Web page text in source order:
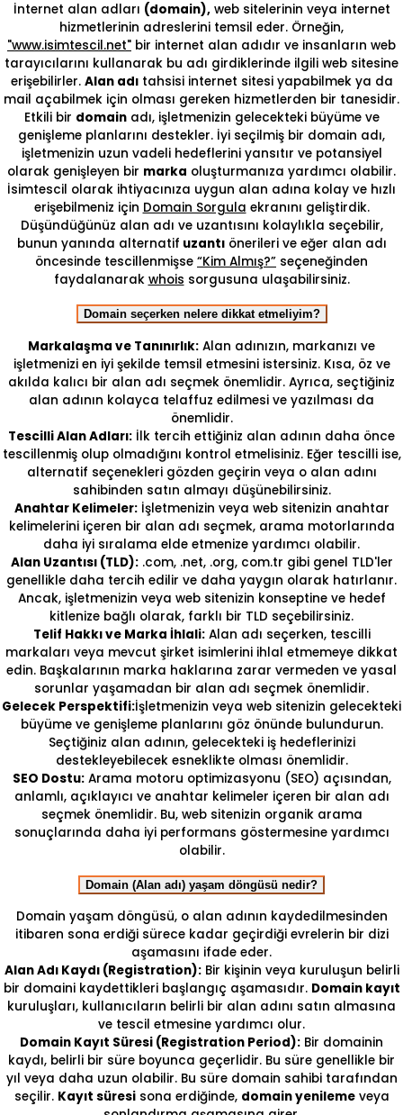
İnternet alan adları (domain),web sitelerinin veya internet
hizmetlerinin adreslerini temsil eder. Örneğin,
"www.isimtescil.net" bir internet alan adıdır ve insanların web
tarayıcılarını kullanarak bu adı girdiklerinde ilgili web sitesine
erişebilirler. Alan adıtahsisi internet sitesi yapabilmek ya da
mail açabilmek için olması gereken hizmetlerden bir tanesidir.
Etkili bir domainadı, işletmenizin gelecekteki büyüme ve
genişleme planlarını destekler. İyi seçilmiş bir domain adı,
işletmenizin uzun vadeli hedeflerini yansıtır ve potansiyel
olarak genişleyen bir marka oluşturmanıza yardımcı olabilir.
İsimtescil olarak ihtiyacınıza uygun alan adına kolay ve hızlı
erişebilmeniz için Domain Sorgula ekranını geliştirdik.
Düşündüğünüz alan adı ve uzantısını kolaylıkla seçebilir,
bunun yanında alternatif uzantıönerileri ve eğer alan adı
öncesinde tescillenmişse “Kim Almış?” seçeneğinden
faydalanarak whois sorgusuna ulaşabilirsiniz.
Domain seçerken nelere dikkat etmeliyim?
Markalaşma ve Tanınırlık: Alan adınızın, markanızı ve
işletmenizi en iyi şekilde temsil etmesini istersiniz. Kısa, öz ve
akılda kalıcı bir alan adı seçmek önemlidir. Ayrıca, seçtiğiniz
alan adının kolayca telaffuz edilmesi ve yazılması da
önemlidir.
Tescilli Alan Adları: İlk tercih ettiğiniz alan adının daha önce
tescillenmiş olup olmadığını kontrol etmelisiniz. Eğer tescilli ise,
alternatif seçenekleri gözden geçirin veya o alan adını
sahibinden satın almayı düşünebilirsiniz.
Anahtar Kelimeler:İşletmenizin veya web sitenizin anahtar
kelimelerini içeren bir alan adı seçmek, arama motorlarında
daha iyi sıralama elde etmenize yardımcı olabilir.
Alan Uzantısı (TLD):.com, .net, .org, com.tr gibi genel TLD'ler
genellikle daha tercih edilir ve daha yaygın olarak hatırlanır.
Ancak, işletmenizin veya web sitenizin konseptine ve hedef
kitlenize bağlı olarak, farklı bir TLD seçebilirsiniz.
Telif Hakkı ve Marka İhlali:Alan adı seçerken, tescilli
markaları veya mevcut şirket isimlerini ihlal etmemeye dikkat
edin. Başkalarının marka haklarına zarar vermeden ve yasal
sorunlar yaşamadan bir alan adı seçmek önemlidir.
Gelecek Perspektifi:İşletmenizin veya web sitenizin gelecekteki
büyüme ve genişleme planlarını göz önünde bulundurun.
Seçtiğiniz alan adının, gelecekteki iş hedeflerinizi
destekleyebilecek esneklikte olması önemlidir.
SEO Dostu:Arama motoru optimizasyonu (SEO) açısından,
anlamlı, açıklayıcı ve anahtar kelimeler içeren bir alan adı
seçmek önemlidir. Bu, web sitenizin organik arama
sonuçlarında daha iyi performans göstermesine yardımcı
olabilir.
Domain (Alan adı) yaşam döngüsü nedir?
Domain yaşam döngüsü, o alan adının kaydedilmesinden
itibaren sona erdiği sürece kadar geçirdiği evrelerin bir dizi
aşamasını ifade eder.
Alan Adı Kaydı (Registration):Bir kişinin veya kuruluşun belirli
bir domaini kaydettikleri başlangıç aşamasıdır. Domain kayıt
kuruluşları, kullanıcıların belirli bir alan adını satın almasına
ve tescil etmesine yardımcı olur.
Domain Kayıt Süresi (Registration Period): Bir domainin
kaydı, belirli bir süre boyunca geçerlidir. Bu süre genellikle bir
yıl veya daha uzun olabilir. Bu süre domain sahibi tarafından
seçilir. Kayıt süresisona erdiğinde, domain yenilemeveya